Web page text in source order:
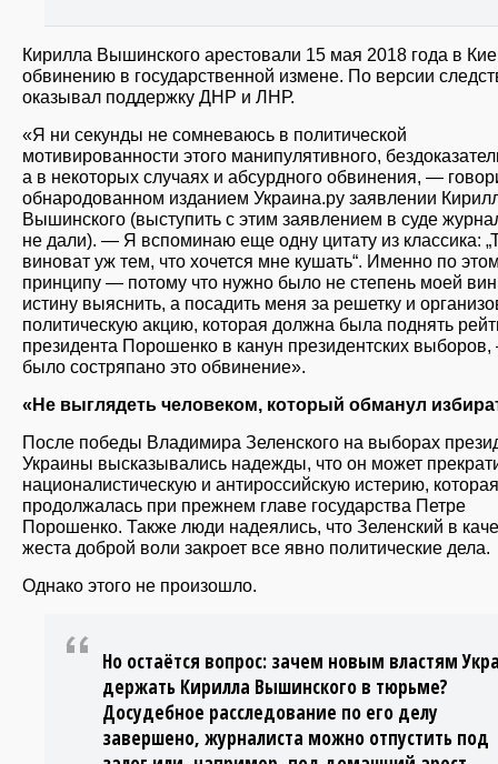
Кирилла Вышинского арестовали 15 мая 2018 года в
обвинению в государственной измене. По версии
оказывал поддержку ДНР и ЛНР.
«Я ни секунды не сомневаюсь в политической
мотивированности этого манипулятивного,
а в некоторых случаях и абсурдного обвинения, —
обнародованном изданием Украина.ру заявлении
Вышинского (выступить с этим заявлением в суде
не дали). — Я вспоминаю еще одну цитату из классика:
виноват уж тем, что хочется мне кушать“. Именно по
принципу — потому что нужно было не степень моей
истину выяснить, а посадить меня за решетку и
политическую акцию, которая должна была поднять
президента Порошенко в канун президентских
было состряпано это обвинение».
«Не выглядеть человеком, который обманул
После победы Владимира Зеленского на выборах
Украины высказывались надежды, что он может
националистическую и антироссийскую истерию, которая
продолжалась при прежнем главе государства Петре
Порошенко. Также люди надеялись, что Зеленский в
жеста доброй воли закроет все явно политические дела.
Однако этого не произошло.
Но остаётся вопрос: зачем новым властям
держать Кирилла Вышинского в тюрьме?
Досудебное расследование по его делу
завершено, журналиста можно отпустить под